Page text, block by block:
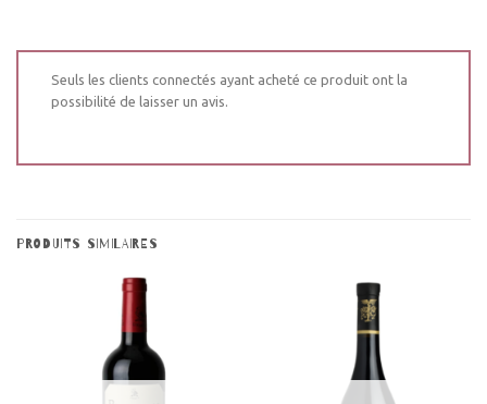
Seuls les clients connectés ayant acheté ce produit ont la
possibilité de laisser un avis.
PRODUITS SIMILAIRES